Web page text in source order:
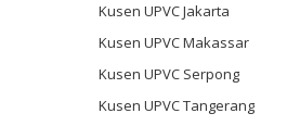
Kusen UPVC Jakarta
Kusen UPVC Makassar
Kusen UPVC Serpong
Kusen UPVC Tangerang